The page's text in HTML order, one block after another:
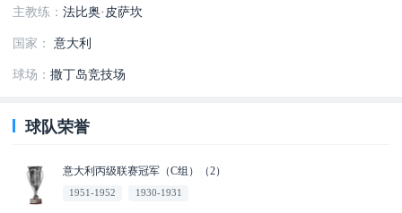
主教练：法比奥·皮萨坎
国家： 意大利
球场：撒丁岛竞技场
球队荣誉
意大利丙级联赛冠军（C组）（2）
1951-1952 1930-1931